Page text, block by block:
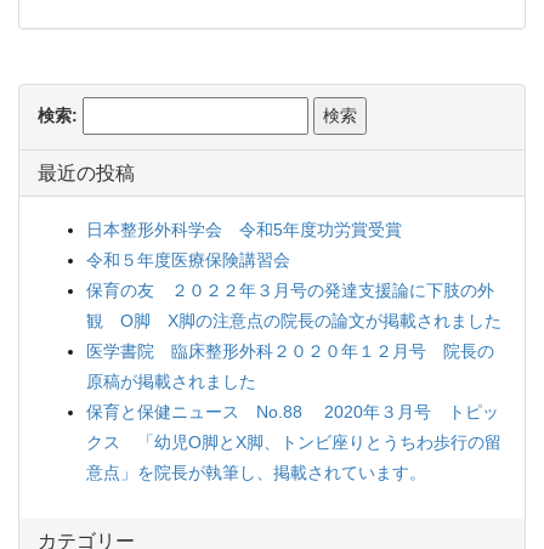
検索:
最近の投稿
日本整形外科学会 令和5年度功労賞受賞
令和５年度医療保険講習会
保育の友 ２０２２年３月号の発達支援論に下肢の外
観 O脚 X脚の注意点の院長の論文が掲載されました
医学書院 臨床整形外科２０２０年１２月号 院長の
原稿が掲載されました
保育と保健ニュース No.88 2020年３月号 トピッ
クス 「幼児O脚とX脚、トンビ座りとうちわ歩行の留
意点」を院長が執筆し、掲載されています。
カテゴリー